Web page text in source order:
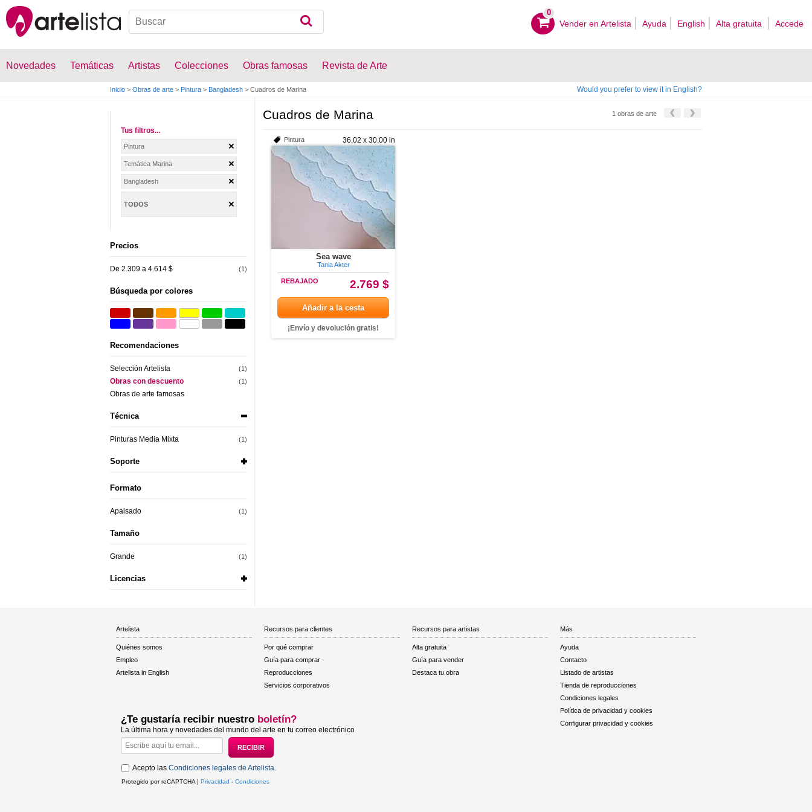
0
Vender en Artelista Ayuda English Alta gratuita Accede
Novedades Temáticas Artistas Colecciones Obras famosas Revista de Arte
Inicio > Obras de arte > Pintura > Bangladesh > Cuadros de Marina Would you prefer to view it in English?
Tus filtros...
Pintura
Temática Marina
Bangladesh
TODOS
Precios
De 2.309 a 4.614 $ (1)
Búsqueda por colores
Recomendaciones
Selección Artelista (1)
Obras con descuento (1)
Obras de arte famosas
Técnica
Pinturas Media Mixta (1)
Soporte
Formato
Apaisado (1)
Tamaño
Grande (1)
Licencias
Cuadros de Marina 1 obras de arte
36.02 x 30.00 in
Pintura
Sea wave
Tania Akter
2.769 $
REBAJADO
Añadir a la cesta
¡Envío y devolución gratis!
Artelista
Quiénes somos
Empleo
Artelista in English
Recursos para clientes
Por qué comprar
Guía para comprar
Reproducciones
Servicios corporativos
Recursos para artistas
Alta gratuita
Guía para vender
Destaca tu obra
Más
Ayuda
Contacto
Listado de artistas
Tienda de reproducciones
Condiciones legales
Política de privacidad y cookies
Configurar privacidad y cookies
¿Te gustaría recibir nuestro boletín?
La última hora y novedades del mundo del arte en tu correo electrónico
Acepto las Condiciones legales de Artelista.
Protegido por reCAPTCHA | Privacidad - Condiciones